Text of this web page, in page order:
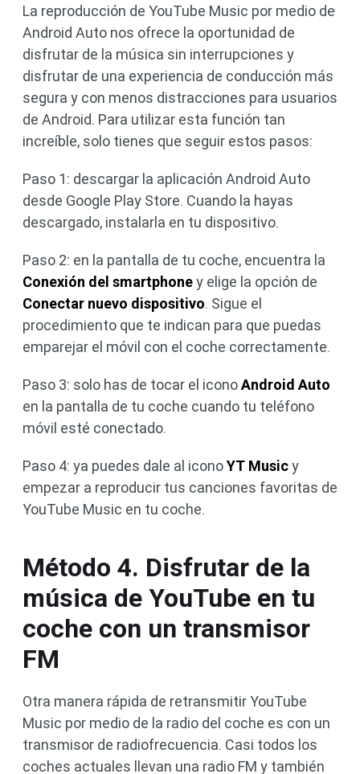
La reproducción de YouTube Music por medio de
Android Auto nos ofrece la oportunidad de
disfrutar de la música sin interrupciones y
disfrutar de una experiencia de conducción más
segura y con menos distracciones para usuarios
de Android. Para utilizar esta función tan
increíble, solo tienes que seguir estos pasos:
Paso 1: descargar la aplicación Android Auto
desde Google Play Store. Cuando la hayas
descargado, instalarla en tu dispositivo.
Paso 2: en la pantalla de tu coche, encuentra la
Conexión del smartphoney elige la opción de
Conectar nuevo dispositivo. Sigue el
procedimiento que te indican para que puedas
emparejar el móvil con el coche correctamente.
Paso 3: solo has de tocar el iconoAndroid Auto
en la pantalla de tu coche cuando tu teléfono
móvil esté conectado.
Paso 4: ya puedes dale al iconoYT Musicy
empezar a reproducir tus canciones favoritas de
YouTube Music en tu coche.
Método 4. Disfrutar de la
música de YouTube en tu
coche con un transmisor
FM
Otra manera rápida de retransmitir YouTube
Music por medio de la radio del coche es con un
transmisor de radiofrecuencia. Casi todos los
coches actuales llevan una radio FM y también